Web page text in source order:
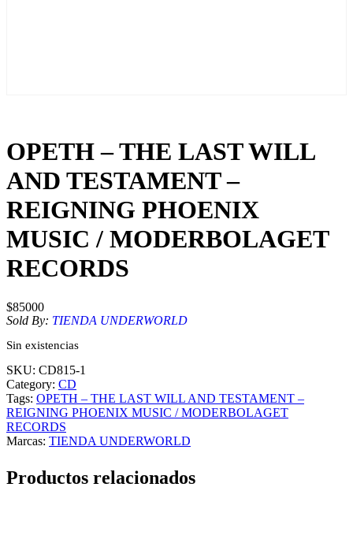
OPETH – THE LAST WILL
AND TESTAMENT –
REIGNING PHOENIX
MUSIC / MODERBOLAGET
RECORDS
$85000
Sold By: TIENDA UNDERWORLD
Sin existencias
SKU: CD815-1
Category: CD
Tags: OPETH – THE LAST WILL AND TESTAMENT –
REIGNING PHOENIX MUSIC / MODERBOLAGET
RECORDS
Marcas: TIENDA UNDERWORLD
Productos relacionados